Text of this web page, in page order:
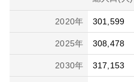
2020年 301,599
2025年 308,478
2030年 317,153